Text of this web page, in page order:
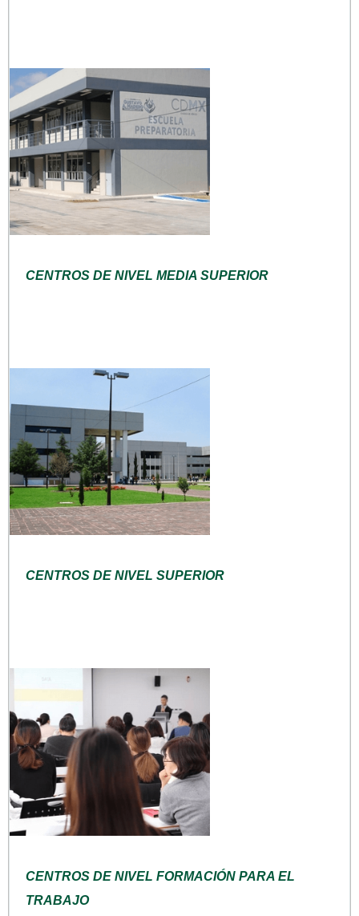
CENTROS DE NIVEL MEDIA SUPERIOR
CENTROS DE NIVEL SUPERIOR
CENTROS DE NIVEL FORMACIÓN PARA EL
TRABAJO